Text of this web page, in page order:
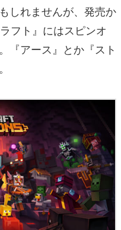
しれませんが、発売か
フト』にはスピンオ
『アース』とか『スト